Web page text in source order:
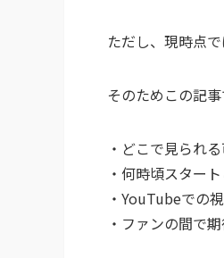
ただし、現時点
そのためこの記
・どこで見られ
・何時頃スター
・YouTubeでの
・ファンの間で